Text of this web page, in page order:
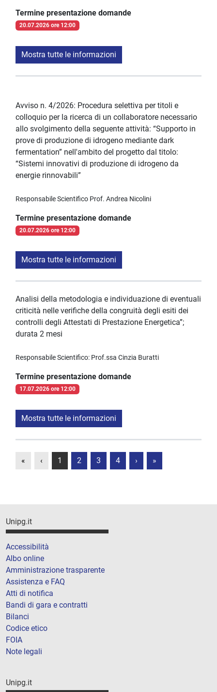
Termine presentazione domande
20.07.2026 ore 12:00
Mostra tutte le informazioni
Avviso n. 4/2026: Procedura selettiva per titoli e
colloquio per la ricerca di un collaboratore necessario
allo svolgimento della seguente attività: “Supporto in
prove di produzione di idrogeno mediante dark
fermentation” nell'ambito del progetto dal titolo:
“Sistemi innovativi di produzione di idrogeno da
energie rinnovabili”
Responsabile Scientifico Prof. Andrea Nicolini
Termine presentazione domande
20.07.2026 ore 12:00
Mostra tutte le informazioni
Analisi della metodologia e individuazione di eventuali
criticità nelle verifiche della congruità degli esiti dei
controlli degli Attestati di Prestazione Energetica”;
durata 2 mesi
Responsabile Scientifico: Prof.ssa Cinzia Buratti
Termine presentazione domande
17.07.2026 ore 12:00
Mostra tutte le informazioni
« ‹ 1 2 3 4 › »
Unipg.it
Accessibilità
Albo online
Amministrazione trasparente
Assistenza e FAQ
Atti di notifica
Bandi di gara e contratti
Bilanci
Codice etico
FOIA
Note legali
Unipg.it